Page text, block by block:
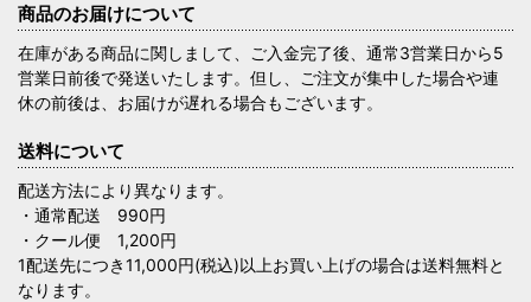
商品のお届けについて
在庫がある商品に関しまして、ご入金完了後、通常3営業日から5
営業日前後で発送いたします。但し、ご注文が集中した場合や連
休の前後は、お届けが遅れる場合もございます。
送料について
配送方法により異なります。
・通常配送 990円
・クール便 1,200円
1配送先につき11,000円(税込)以上お買い上げの場合は送料無料と
なります。